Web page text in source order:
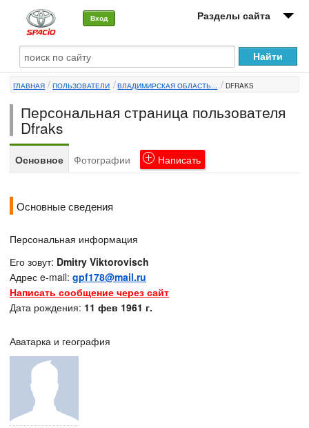
Вход Разделы сайта
О машине
Автоклуб
Форумы
Сервисы и услуги
ГЛАВНАЯ ПОЛЬЗОВАТЕЛИ ВЛАДИМИРСКАЯ ОБЛАСТЬ... DFRAKS
Персональная страница пользователя
Dfraks
Основное Фотографии Написать
Основные сведения
Персональная информация
Его зовут: Dmitry Viktorovisch
Адрес e-mail: gpf178@mail.ru
Написать сообщение через сайт
Дата рождения: 11 фев 1961 г.
Аватарка и география